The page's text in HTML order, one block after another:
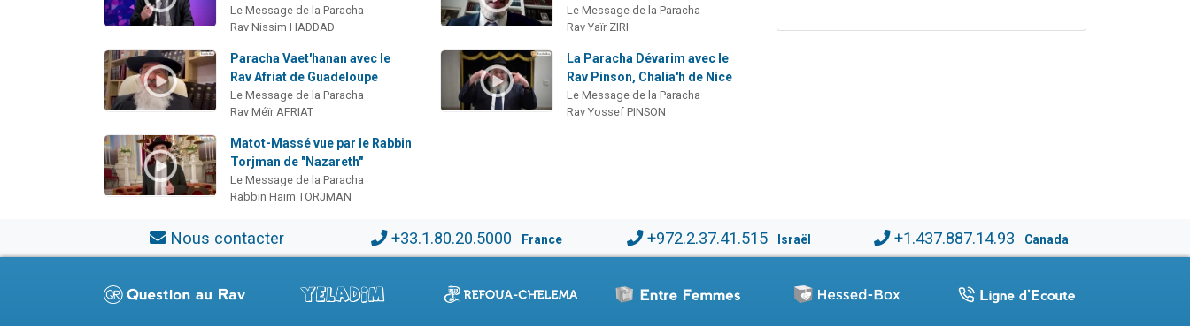
Le Message de la Paracha
Rav Nissim HADDAD
Le Message de la Paracha
Rav Yaïr ZIRI
Paracha Vaet'hanan avec le
Rav Afriat de Guadeloupe
Le Message de la Paracha
Rav Méïr AFRIAT
La Paracha Dévarim avec le
Rav Pinson, Chalia'h de Nice
Le Message de la Paracha
Rav Yossef PINSON
Matot-Massé vue par le Rabbin
Torjman de "Nazareth"
Le Message de la Paracha
Rabbin Haim TORJMAN
Nous contacter +33.1.80.20.5000 France +972.2.37.41.515 Israël +1.437.887.14.93 Canada